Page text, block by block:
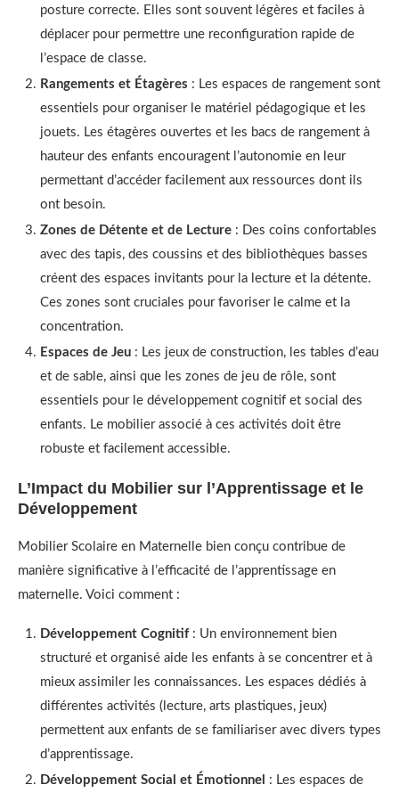
posture correcte. Elles sont souvent légères et faciles à
déplacer pour permettre une reconfiguration rapide de
l’espace de classe.
Rangements et Étagères : Les espaces de rangement sont
essentiels pour organiser le matériel pédagogique et les
jouets. Les étagères ouvertes et les bacs de rangement à
hauteur des enfants encouragent l’autonomie en leur
permettant d’accéder facilement aux ressources dont ils
ont besoin.
Zones de Détente et de Lecture : Des coins confortables
avec des tapis, des coussins et des bibliothèques basses
créent des espaces invitants pour la lecture et la détente.
Ces zones sont cruciales pour favoriser le calme et la
concentration.
Espaces de Jeu : Les jeux de construction, les tables d’eau
et de sable, ainsi que les zones de jeu de rôle, sont
essentiels pour le développement cognitif et social des
enfants. Le mobilier associé à ces activités doit être
robuste et facilement accessible.
L’Impact du Mobilier sur l’Apprentissage et le
Développement
Mobilier Scolaire en Maternelle bien conçu contribue de
manière significative à l’efficacité de l’apprentissage en
maternelle. Voici comment :
Développement Cognitif: Un environnement bien
structuré et organisé aide les enfants à se concentrer et à
mieux assimiler les connaissances. Les espaces dédiés à
différentes activités (lecture, arts plastiques, jeux)
permettent aux enfants de se familiariser avec divers types
d’apprentissage.
Développement Social et Émotionnel : Les espaces de